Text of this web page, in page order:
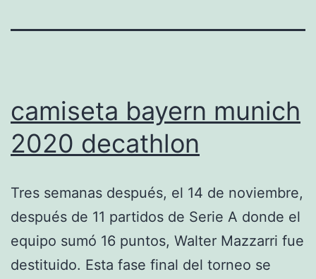
camiseta bayern munich
2020 decathlon
Tres semanas después, el 14 de noviembre,
después de 11 partidos de Serie A donde el
equipo sumó 16 puntos, Walter Mazzarri fue
destituido. Esta fase final del torneo se